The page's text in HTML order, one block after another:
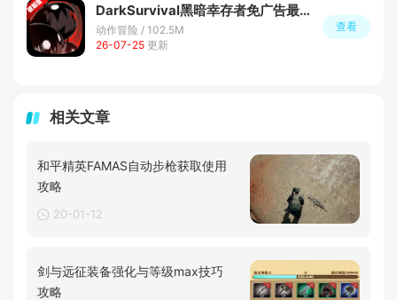
DarkSurvival黑暗幸存者免广告最新版
动作冒险 / 102.5M
26-07-25 更新
查看
相关文章
和平精英FAMAS自动步枪获取使用
攻略
20-01-12
剑与远征装备强化与等级max技巧
攻略